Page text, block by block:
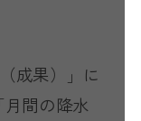
成果）」に
間の降水